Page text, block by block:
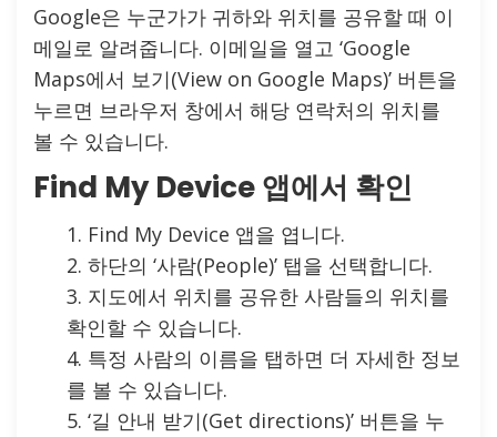
Google은 누군가가 귀하와 위치를 공유할 때 이
메일로 알려줍니다. 이메일을 열고 ‘Google
Maps에서 보기(View on Google Maps)’ 버튼을
누르면 브라우저 창에서 해당 연락처의 위치를
볼 수 있습니다.
Find My Device 앱에서 확인
Find My Device 앱을 엽니다.
하단의 ‘사람(People)’ 탭을 선택합니다.
지도에서 위치를 공유한 사람들의 위치를
확인할 수 있습니다.
특정 사람의 이름을 탭하면 더 자세한 정보
를 볼 수 있습니다.
‘길 안내 받기(Get directions)’ 버튼을 누